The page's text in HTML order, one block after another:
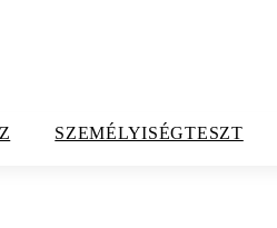
SZEMÉLYISÉGTESZT